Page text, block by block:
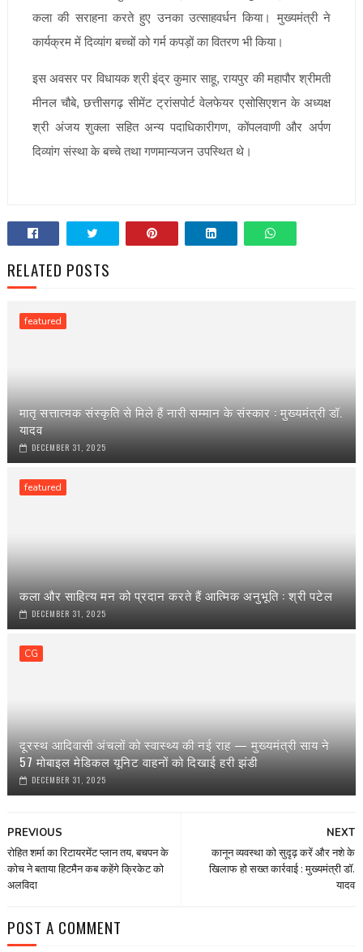
कला की सराहना करते हुए उनका उत्साहवर्धन किया। मुख्यमंत्री ने
कार्यक्रम में दिव्यांग बच्चों को गर्म कपड़ों का वितरण भी किया।
इस अवसर पर विधायक श्री इंद्र कुमार साहू, रायपुर की महापौर श्रीमती
मीनल चौबे, छत्तीसगढ़ सीमेंट ट्रांसपोर्ट वेलफेयर एसोसिएशन के अध्यक्ष
श्री अंजय शुक्ला सहित अन्य पदाधिकारीगण, कोंपलवाणी और अर्पण
दिव्यांग संस्था के बच्चे तथा गणमान्यजन उपस्थित थे।
RELATED POSTS
featured
मातृ सत्तात्मक संस्कृति से मिले हैं नारी सम्मान के संस्कार : मुख्यमंत्री डॉ.
यादव
DECEMBER 31, 2025
featured
कला और साहित्य मन को प्रदान करते हैं आत्मिक अनुभूति : श्री पटेल
DECEMBER 31, 2025
CG
दूरस्थ आदिवासी अंचलों को स्वास्थ्य की नई राह — मुख्यमंत्री साय ने
57 मोबाइल मेडिकल यूनिट वाहनों को दिखाई हरी झंडी
DECEMBER 31, 2025
NEXT
कानून व्यवस्था को सुदृढ़ करें और नशे के
खिलाफ हो सख्त कार्रवाई : मुख्यमंत्री डॉ.
यादव
PREVIOUS
रोहित शर्मा का रिटायरमेंट प्लान तय, बचपन के
कोच ने बताया हिटमैन कब कहेंगे क्रिकेट को
अलविदा
POST A COMMENT